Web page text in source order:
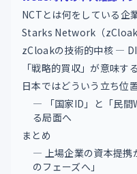
NCTとは何をしている企
Starks Network（zCloak
zCloakの技術的中核 ―
「戦略的買収」が意味す
日本ではどういう立ち位
― 「国家ID」と「民間
る局面へ
まとめ
― 上場企業の資本提携
のフェーズへ」